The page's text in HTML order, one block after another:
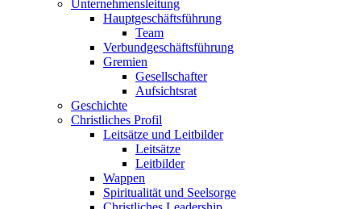
Unternehmensleitung
Hauptgeschäftsführung
Team
Verbundgeschäftsführung
Gremien
Gesellschafter
Aufsichtsrat
Geschichte
Christliches Profil
Leitsätze und Leitbilder
Leitsätze
Leitbilder
Wappen
Spiritualität und Seelsorge